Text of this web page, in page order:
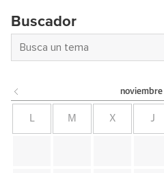
Buscador
noviembre
M X J